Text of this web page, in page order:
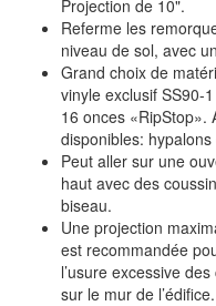
Projection de 10".
Referme les
niveau de sol, avec
Grand choix de
vinyle exclusif SS90-
16 onces «RipStop».
disponibles:
Peut aller sur une
haut avec des
biseau.
Une projection
est recommandée
l’usure excessive
sur le mur de l’édifice.